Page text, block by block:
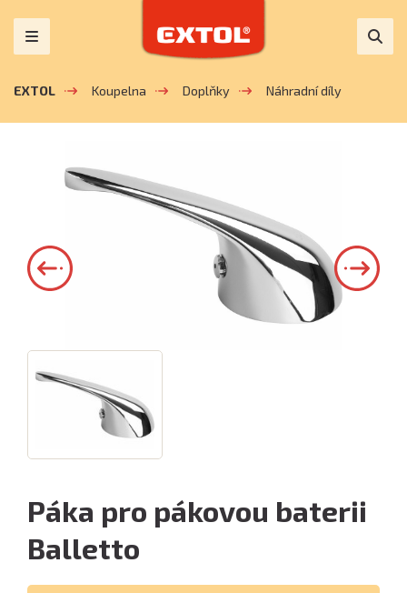
EXTOL Koupelna Doplňky Náhradní díly
Páka pro pákovou baterii
Balletto